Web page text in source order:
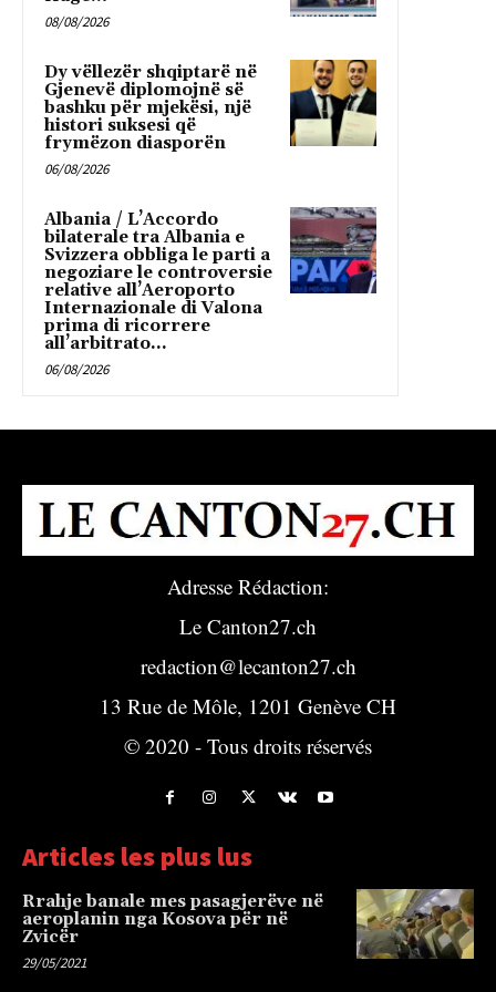
08/08/2026
Dy vëllezër shqiptarë në
Gjenevë diplomojnë së
bashku për mjekësi, një
histori suksesi që
frymëzon diasporën
06/08/2026
Albania / L’Accordo
bilaterale tra Albania e
Svizzera obbliga le parti a
negoziare le controversie
relative all’Aeroporto
Internazionale di Valona
prima di ricorrere
all’arbitrato...
06/08/2026
Adresse Rédaction:
Le Canton27.ch
redaction@lecanton27.ch
13 Rue de Môle, 1201 Genève CH
© 2020 - Tous droits réservés
Articles les plus lus
Rrahje banale mes pasagjerëve në
aeroplanin nga Kosova për në
Zvicër
29/05/2021